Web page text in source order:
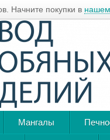
Начните покупки в нашем
Мангалы